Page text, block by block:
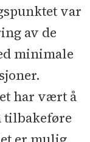
var
av de
minimale
har vært å
tilbakeføre